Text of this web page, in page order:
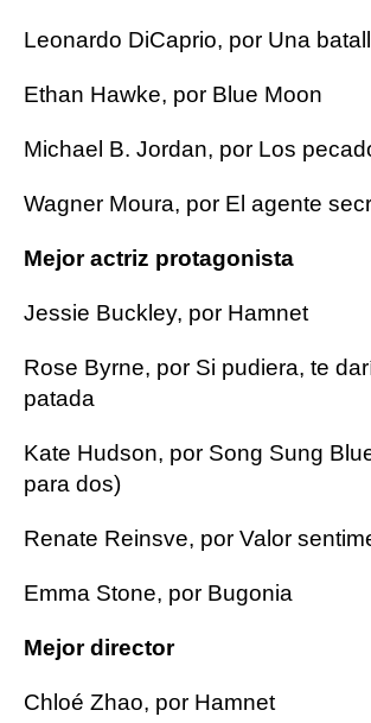
Leonardo DiCaprio, por Una
Ethan Hawke, por Blue Moon
Michael B. Jordan, por Los
Wagner Moura, por El agente
Mejor actriz protagonista
Jessie Buckley, por Hamnet
Rose Byrne, por Si pudiera, te
patada
Kate Hudson, por Song Sung
para dos)
Renate Reinsve, por Valor
Emma Stone, por Bugonia
Mejor director
Chloé Zhao, por Hamnet